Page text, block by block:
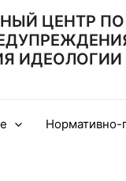
ЦЕНТР
Нормативно-